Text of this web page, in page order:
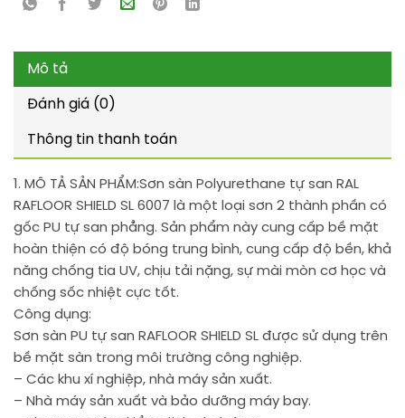
Mô tả
Đánh giá (0)
Thông tin thanh toán
1. MÔ TẢ SẢN PHẨM:Sơn sàn Polyurethane tự san RAL
RAFLOOR SHIELD SL 6007 là một loại sơn 2 thành phần có
gốc PU tự san phẳng. Sản phẩm này cung cấp bề mặt
hoàn thiện có độ bóng trung bình, cung cấp độ bền, khả
năng chống tia UV, chịu tải nặng, sự mài mòn cơ học và
chống sốc nhiệt cực tốt.
Công dụng:
Sơn sàn PU tự san RAFLOOR SHIELD SL được sử dụng trên
bề mặt sàn trong môi trường công nghiệp.
– Các khu xí nghiệp, nhà máy sản xuất.
– Nhà máy sản xuất và bảo dưỡng máy bay.